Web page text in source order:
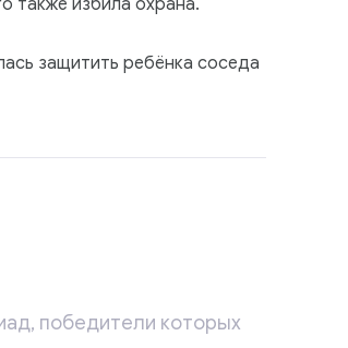
также избила охрана.
защитить ребёнка соседа
победители которых